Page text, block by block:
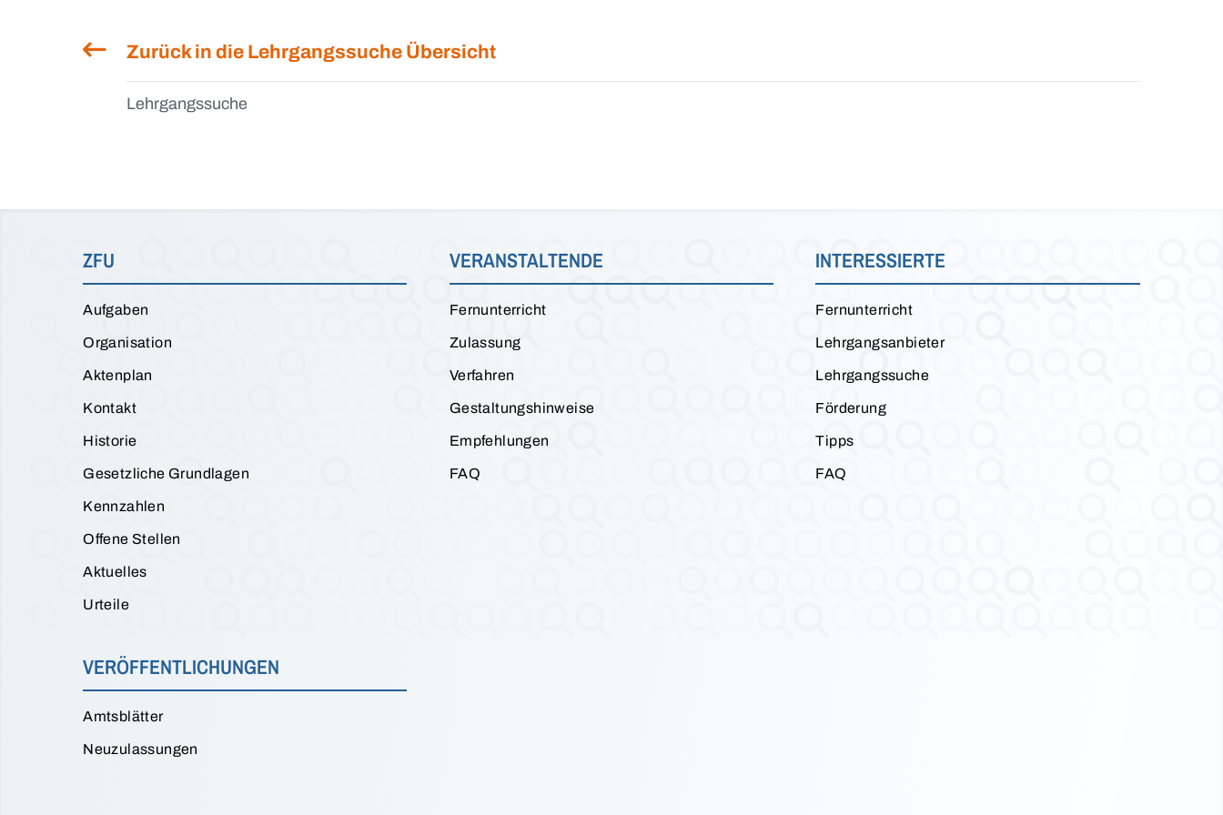
Zurück in die Lehrgangssuche Übersicht
Lehrgangssuche
ZFU
Aufgaben
Organisation
Aktenplan
Kontakt
Historie
Gesetzliche Grundlagen
Kennzahlen
Offene Stellen
Aktuelles
Urteile
VERANSTALTENDE
Fernunterricht
Zulassung
Verfahren
Gestaltungshinweise
Empfehlungen
FAQ
INTERESSIERTE
Fernunterricht
Lehrgangsanbieter
Lehrgangssuche
Förderung
Tipps
FAQ
VERÖFFENTLICHUNGEN
Amtsblätter
Neuzulassungen